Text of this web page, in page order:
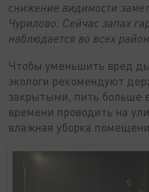
снижение видимости
Чурилово. Сейчас запах
наблюдается во всех
Чтобы уменьшить вред
экологи рекомендуют
закрытыми, пить больше
времени проводить на
влажная уборка